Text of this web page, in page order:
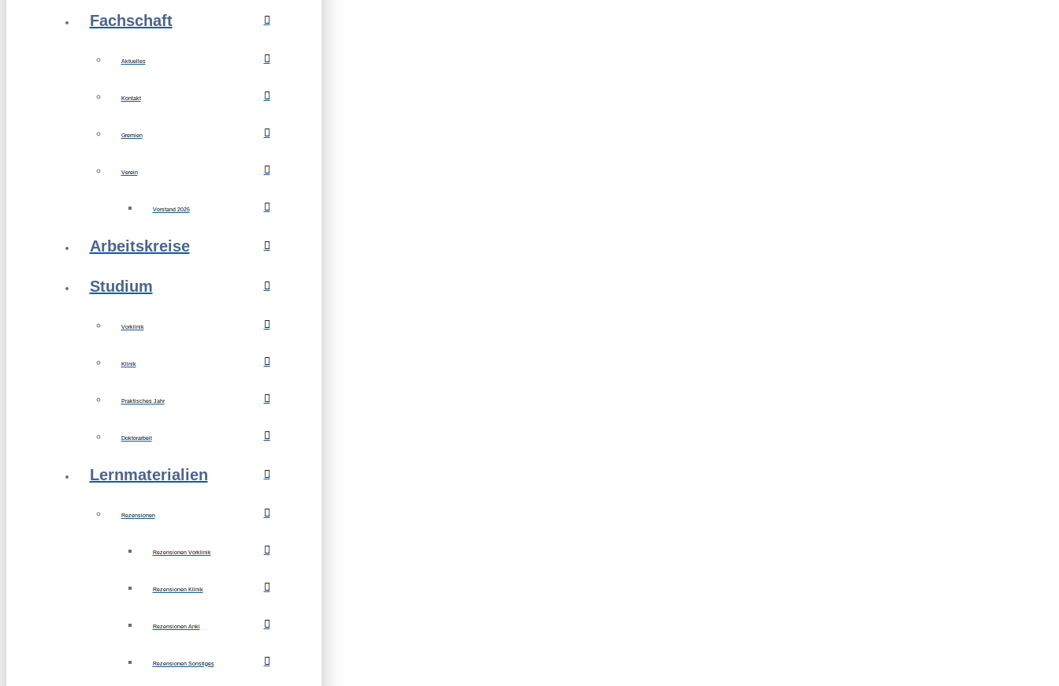
Fachschaft
Aktuelles
Kontakt
Gremien
Verein
Vorstand 2025
Arbeitskreise
Studium
Vorklinik
Klinik
Praktisches Jahr
Doktorarbeit
Lernmaterialien
Rezensionen
Rezensionen Vorklinik
Rezensionen Klinik
Rezensionen Anki
Rezensionen Sonstiges